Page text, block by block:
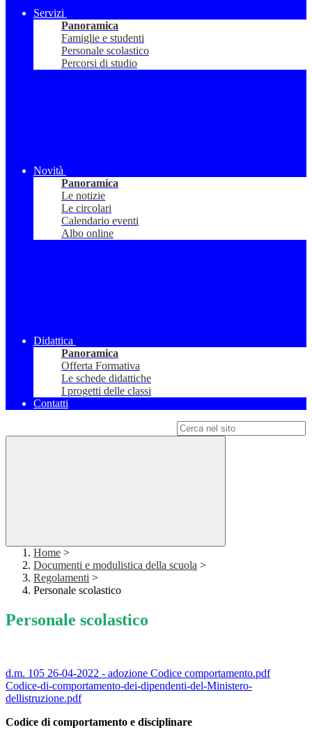
Servizi
Panoramica
Famiglie e studenti
Personale scolastico
Percorsi di studio
Novità
Panoramica
Le notizie
Le circolari
Calendario eventi
Albo online
Didattica
Panoramica
Offerta Formativa
Le schede didattiche
I progetti delle classi
Contatti
Home >
Documenti e modulistica della scuola >
Regolamenti >
Personale scolastico
Personale scolastico
d.m. 105 26-04-2022 - adozione Codice comportamento.pdf
Codice-di-comportamento-dei-dipendenti-del-Ministero-
dellistruzione.pdf
Codice di comportamento e disciplinare